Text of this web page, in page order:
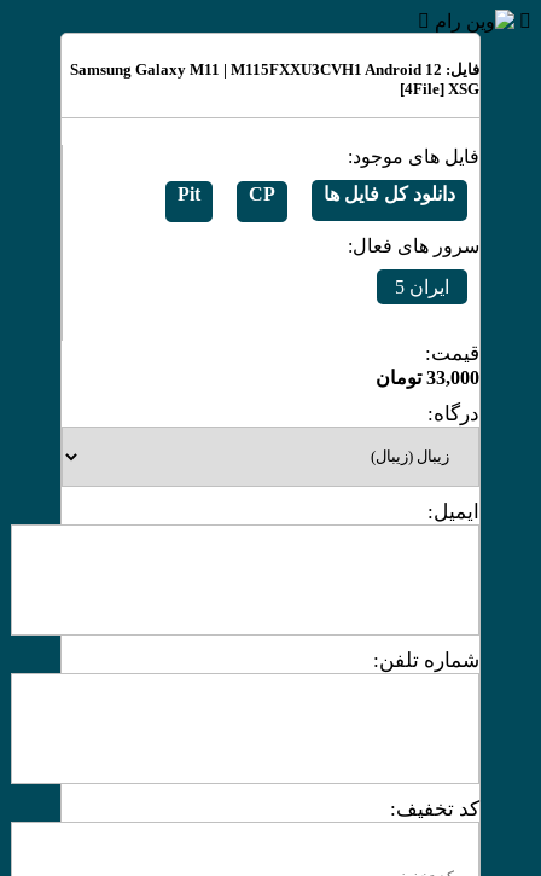
فایل: Samsung Galaxy M11 | M115FXXU3CVH1 Android 12
[4File] XSG
فایل های موجود:
دانلود کل فایل ها
CP
Pit
سرور های فعال:
ایران 5
قیمت:
33,000 تومان
درگاه:
ایمیل:
شماره تلفن:
کد تخفیف: